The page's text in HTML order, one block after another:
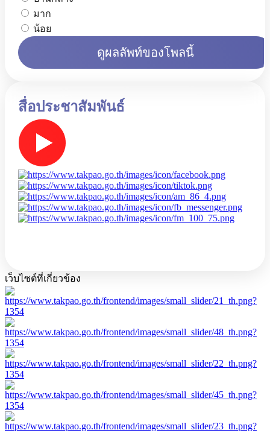
มาก
น้อย
ดูผลลัพท์ของโพลนี้
สื่อประชาสัมพันธ์
เว็บไซต์ที่เกี่ยวข้อง